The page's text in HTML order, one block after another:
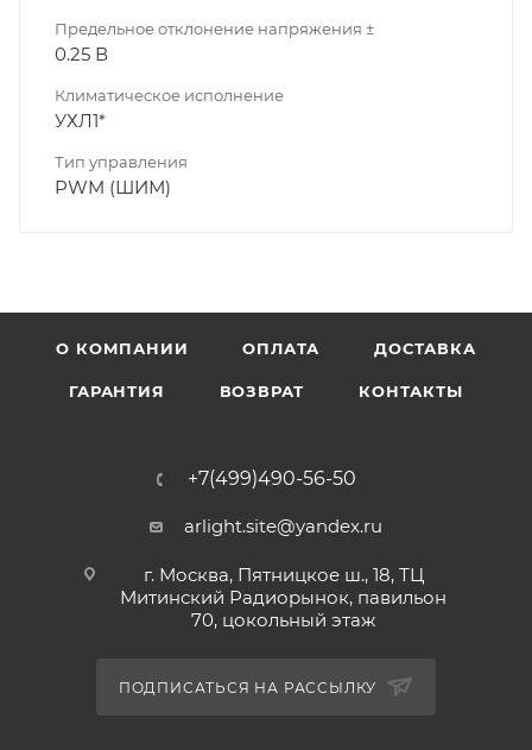
Предельное отклонение напряжения ±
0.25 В
Климатическое исполнение
УХЛ1*
Тип управления
PWM (ШИМ)
О КОМПАНИИ ОПЛАТА ДОСТАВКА
ГАРАНТИЯ ВОЗВРАТ КОНТАКТЫ
+7(499)490-56-50
arlight.site@yandex.ru
г. Москва, Пятницкое ш., 18, ТЦ
Митинский Радиорынок, павильон
70, цокольный этаж
ПОДПИСАТЬСЯ НА РАССЫЛКУ